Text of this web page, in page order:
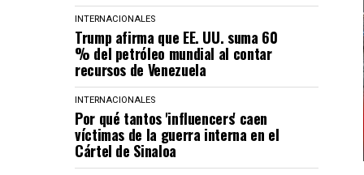
INTERNACIONALES
Trump afirma que EE. UU. suma 60
% del petróleo mundial al contar
recursos de Venezuela
INTERNACIONALES
Por qué tantos 'influencers' caen
víctimas de la guerra interna en el
Cártel de Sinaloa